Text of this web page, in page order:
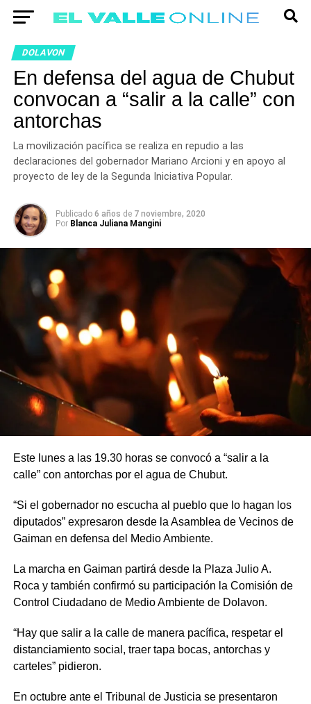
DOLAVON
En defensa del agua de Chubut
convocan a “salir a la calle” con
antorchas
La movilización pacífica se realiza en repudio a las
declaraciones del gobernador Mariano Arcioni y en apoyo al
proyecto de ley de la Segunda Iniciativa Popular.
Publicado 6 años de 7 noviembre, 2020
Por Blanca Juliana Mangini
Este lunes a las 19.30 horas se convocó a “salir a la
calle” con antorchas por el agua de Chubut.
“Si el gobernador no escucha al pueblo que lo hagan los
diputados” expresaron desde la Asamblea de Vecinos de
Gaiman en defensa del Medio Ambiente.
La marcha en Gaiman partirá desde la Plaza Julio A.
Roca y también confirmó su participación la Comisión de
Control Ciudadano de Medio Ambiente de Dolavon.
“Hay que salir a la calle de manera pacífica, respetar el
distanciamiento social, traer tapa bocas, antorchas y
carteles” pidieron.
En octubre ante el Tribunal de Justicia se presentaron